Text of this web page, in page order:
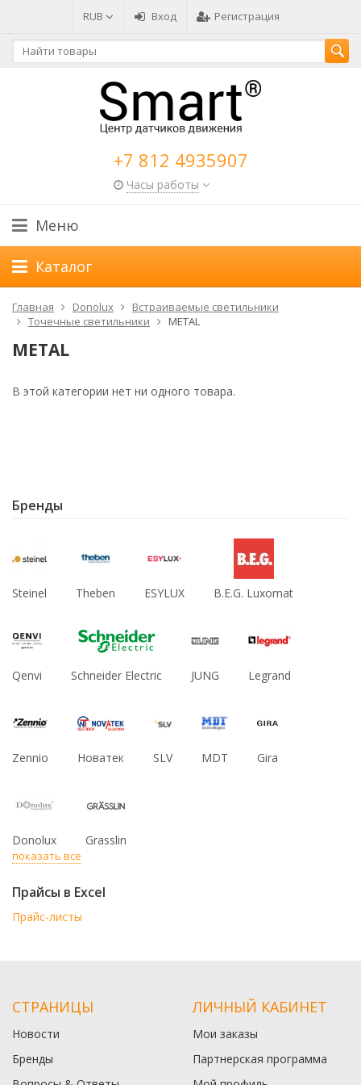
RUB Вход Регистрация
+7 812 4935907
Часы работы
Меню
Каталог
Главная Donolux
Встраиваемые светильники
Точечные светильники
METAL
METAL
В этой категории нет ни одного товара.
Бренды
Steinel Theben ESYLUX B.E.G. Luxomat
Qenvi Schneider Electric JUNG Legrand
Zennio Новатек SLV MDT Gira
Donolux Grasslin
показать все
Прайсы в Excel
Прайс-листы
СТРАНИЦЫ
Новости
Бренды
ЛИЧНЫЙ КАБИНЕТ
Мои заказы
Партнерская программа